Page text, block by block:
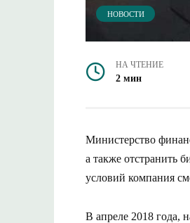
НОВОСТИ
НА ЧТЕНИЕ
2 мин
Министерство
а также отстранить
условий компания
В апреле 2018 года,